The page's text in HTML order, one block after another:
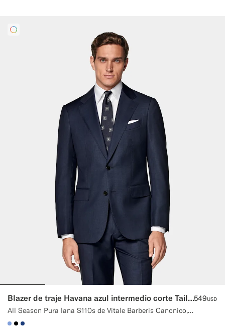
Blazer de traje Havana azul intermedio corte Tailored
All Season Pura lana S110s de Vitale Barberis Canonico, Italia
549USD
#82A1DC
#000000
#1C3D7A